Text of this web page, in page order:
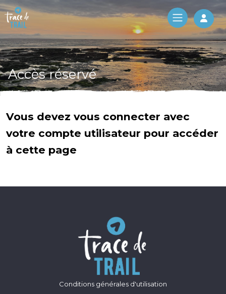
Log
Accès réservé
Vous devez vous connecter avec
votre compte utilisateur pour accéder
à cette page
Conditions générales d'utilisation